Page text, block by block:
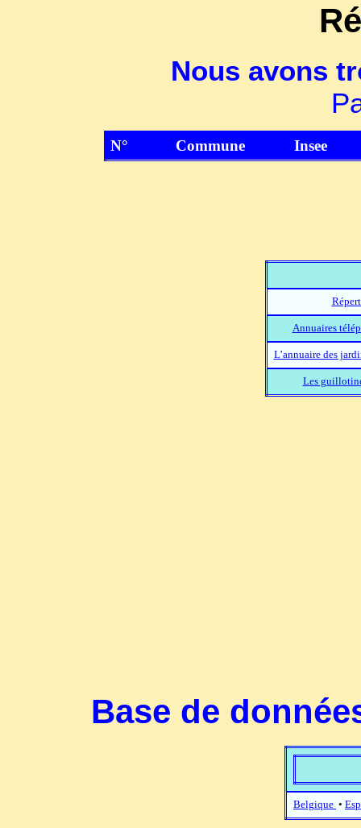
Nous avons
N° Commune Insee
Annuaires
L’annuaire des
Les
Base de
Belgique •